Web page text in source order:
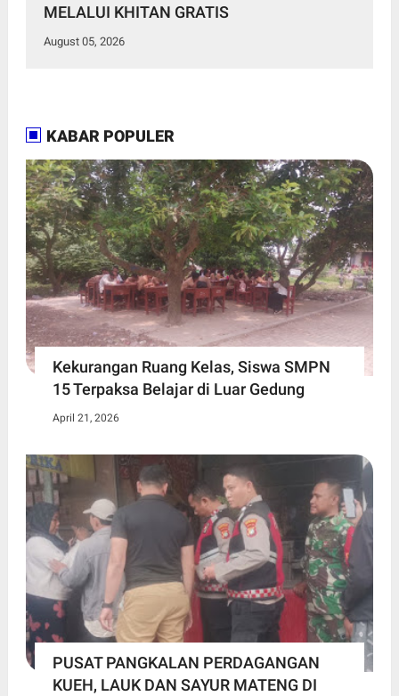
MELALUI KHITAN GRATIS
August 05, 2026
KABAR POPULER
Kekurangan Ruang Kelas, Siswa SMPN
15 Terpaksa Belajar di Luar Gedung ​
April 21, 2026
PUSAT PANGKALAN PERDAGANGAN
KUEH, LAUK DAN SAYUR MATENG DI